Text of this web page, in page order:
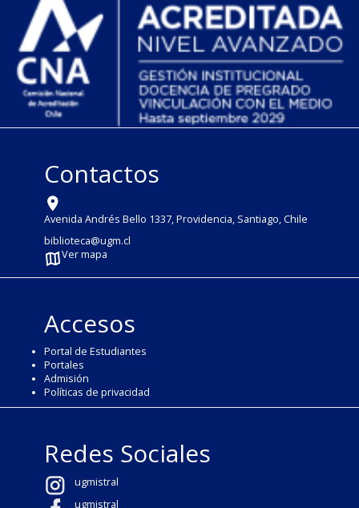
Contactos
Avenida Andrés Bello 1337, Providencia, Santiago, Chile
biblioteca@ugm.cl
Ver mapa
Accesos
Portal de Estudiantes
Portales
Admisión
Políticas de privacidad
Redes Sociales
ugmistral
ugmistral